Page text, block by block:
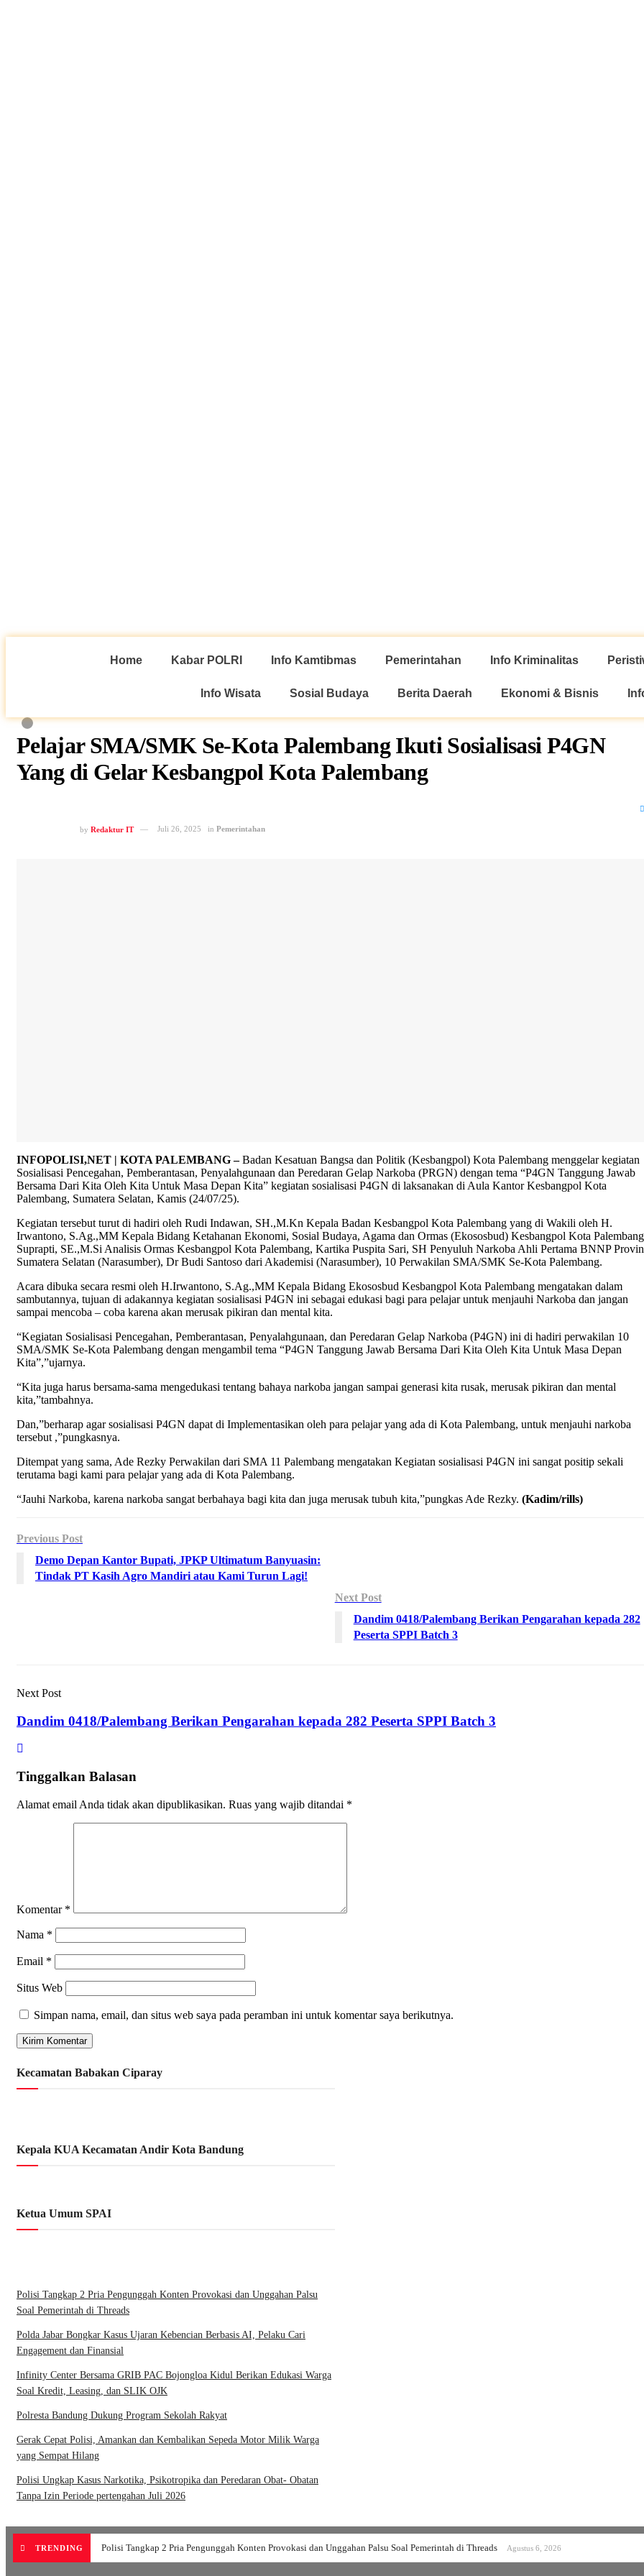
Home Kabar POLRI Info Kamtibmas Pemerintahan Info Kriminalitas
Info Wisata Sosial Budaya Berita Daerah Ekonomi & Bisnis
Pelajar SMA/SMK Se-Kota Palembang Ikuti Sosialisasi P4GN
Yang di Gelar Kesbangpol Kota Palembang
by Redaktur IT Juli 26, 2025 in Pemerintahan
INFOPOLISI,NET | KOTA PALEMBANG –Badan Kesatuan Bangsa dan Politik (Kesbangpol) Kota Palembang menggelar kegiatan
Sosialisasi Pencegahan, Pemberantasan, Penyalahgunaan dan Peredaran Gelap Narkoba (PRGN) dengan tema “P4GN Tanggung Jawab
Bersama Dari Kita Oleh Kita Untuk Masa Depan Kita” kegiatan sosialisasi P4GN di laksanakan di Aula Kantor Kesbangpol Kota
Palembang, Sumatera Selatan, Kamis (24/07/25).
Kegiatan tersebut turut di hadiri oleh Rudi Indawan, SH.,M.Kn Kepala Badan Kesbangpol Kota Palembang yang di Wakili oleh H.
Irwantono, S.Ag.,MM Kepala Bidang Ketahanan Ekonomi, Sosial Budaya, Agama dan Ormas (Ekososbud) Kesbangpol Kota
Suprapti, SE.,M.Si Analisis Ormas Kesbangpol Kota Palembang, Kartika Puspita Sari, SH Penyuluh Narkoba Ahli Pertama BNNP
Sumatera Selatan (Narasumber), Dr Budi Santoso dari Akademisi (Narasumber), 10 Perwakilan SMA/SMK Se-Kota Palembang.
Acara dibuka secara resmi oleh H.Irwantono, S.Ag.,MM Kepala Bidang Ekososbud Kesbangpol Kota Palembang mengatakan dalam
sambutannya, tujuan di adakannya kegiatan sosialisasi P4GN ini sebagai edukasi bagi para pelajar untuk menjauhi Narkoba dan jangan
sampai mencoba – coba karena akan merusak pikiran dan mental kita.
“Kegiatan Sosialisasi Pencegahan, Pemberantasan, Penyalahgunaan, dan Peredaran Gelap Narkoba (P4GN) ini di hadiri perwakilan 10
SMA/SMK Se-Kota Palembang dengan mengambil tema “P4GN Tanggung Jawab Bersama Dari Kita Oleh Kita Untuk Masa Depan
Kita”,”ujarnya.
“Kita juga harus bersama-sama mengedukasi tentang bahaya narkoba jangan sampai generasi kita rusak, merusak pikiran dan mental
kita,”tambahnya.
Dan,”berharap agar sosialisasi P4GN dapat di Implementasikan oleh para pelajar yang ada di Kota Palembang, untuk menjauhi narkoba
tersebut ,”pungkasnya.
Ditempat yang sama, Ade Rezky Perwakilan dari SMA 11 Palembang mengatakan Kegiatan sosialisasi P4GN ini sangat positip sekali
terutama bagi kami para pelajar yang ada di Kota Palembang.
“Jauhi Narkoba, karena narkoba sangat berbahaya bagi kita dan juga merusak tubuh kita,”pungkas Ade Rezky. (Kadim/rills)
Previous Post
Demo Depan Kantor Bupati, JPKP Ultimatum Banyuasin:
Tindak PT Kasih Agro Mandiri atau Kami Turun Lagi!
Next Post
Dandim 0418/Palembang Berikan Pengarahan kepada 282
Peserta SPPI Batch 3
Next Post
Dandim 0418/Palembang Berikan Pengarahan kepada 282 Peserta SPPI Batch 3
Tinggalkan Balasan
Alamat email Anda tidak akan dipublikasikan. Ruas yang wajib ditandai *
Komentar *
Nama *
Email *
Situs Web
Simpan nama, email, dan situs web saya pada peramban ini untuk komentar saya berikutnya.
Kecamatan Babakan Ciparay
Kepala KUA Kecamatan Andir Kota Bandung
Ketua Umum SPAI
Polisi Tangkap 2 Pria Pengunggah Konten Provokasi dan Unggahan Palsu
Soal Pemerintah di Threads
Polda Jabar Bongkar Kasus Ujaran Kebencian Berbasis AI, Pelaku Cari
Engagement dan Finansial
Infinity Center Bersama GRIB PAC Bojongloa Kidul Berikan Edukasi Warga
Soal Kredit, Leasing, dan SLIK OJK
Polresta Bandung Dukung Program Sekolah Rakyat
Gerak Cepat Polisi, Amankan dan Kembalikan Sepeda Motor Milik Warga
yang Sempat Hilang
Polisi Ungkap Kasus Narkotika, Psikotropika dan Peredaran Obat- Obatan
Tanpa Izin Periode pertengahan Juli 2026
TRENDING Polisi Tangkap 2 Pria Pengunggah Konten Provokasi dan Unggahan Palsu Soal Pemerintah di Threads Agustus 6, 2026